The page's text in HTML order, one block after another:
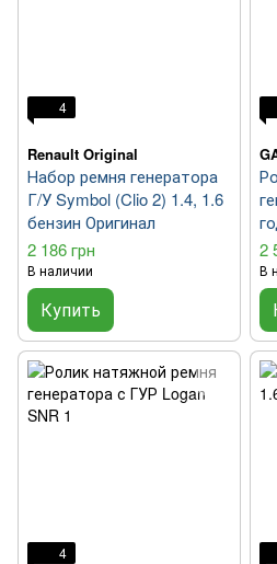
4
Renault Original
Набор ремня генератора
Г/У Symbol (Clio 2) 1.4, 1.6
бензин Оригинал
2 186 грн
В наличии
Купить
2
В
4